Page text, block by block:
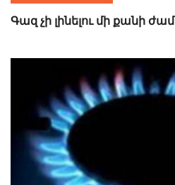
Գազ չի լինելու մի քանի ժամ